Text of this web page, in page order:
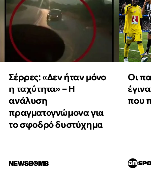
Σέρρες: «Δεν ήταν μόνο
η ταχύτητα» – Η
ανάλυση
πραγματογνώμονα για
το σφοδρό δυστύχημα
Οι
που